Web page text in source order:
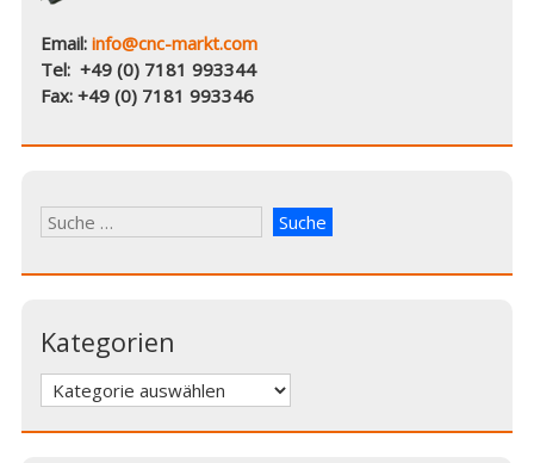
Email:info@cnc-markt.com
Tel: +49 (0) 7181 993344
Fax: +49 (0) 7181 993346
Kategorien
Kategorien